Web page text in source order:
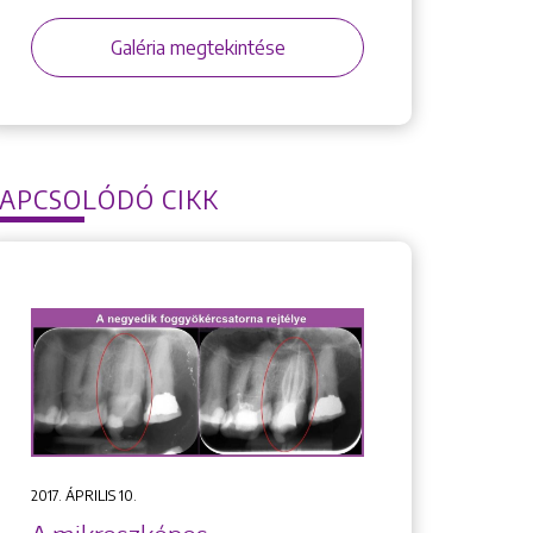
Galéria megtekintése
CIKK
2017. ÁPRILIS 10.